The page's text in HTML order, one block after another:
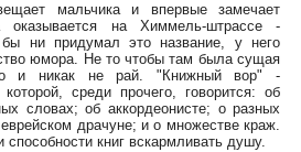
мальчика и впервые замечает
оказывается на Химмель-штрассе -
ни придумал это название, у него
юмора. Не то чтобы там была сущая
и никак не рай. "Книжный вор" -
среди прочего, говорится: об
словах; об аккордеонисте; о разных
драчуне; и о множестве краж.
способности книг вскармливать душу.